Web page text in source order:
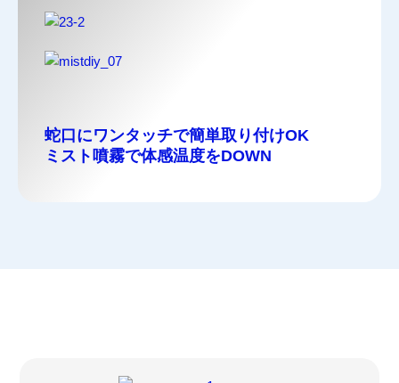
蛇口にワンタッチで簡単取り付けOK
ミスト噴霧で体感温度をDOWN